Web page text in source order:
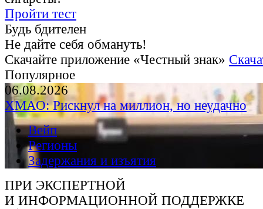
Пройти тест
Будь бдителен
Не дайте себя обмануть!
Скачайте приложение «Честный знак»
Популярное
06.08.2026
ХМАО: Рискнул на миллион, но неудачно
Вейп
Регионы
Задержания и изъятия
ПРИ ЭКСПЕРТНОЙ
И ИНФОРМАЦИОННОЙ ПОДДЕРЖКЕ